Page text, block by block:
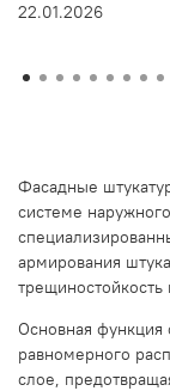
22.01.2026
Фасадные
системе
армирования
трещиностойкость
Основная функция
равномерного
слое,